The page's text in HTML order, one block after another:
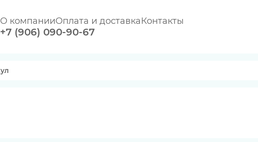
О компанииОплата и доставкаКонтакты
+7 (906) 090-90-67